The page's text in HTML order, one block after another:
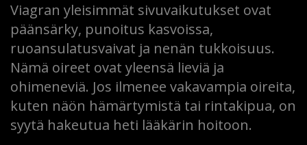
Viagran yleisimmät sivuvaikutukset ovat
päänsärky, punoitus kasvoissa,
ruoansulatusvaivat ja nenän tukkoisuus.
Nämä oireet ovat yleensä lieviä ja
ohimeneviä. Jos ilmenee vakavampia oireita,
kuten näön hämärtymistä tai rintakipua, on
syytä hakeutua heti lääkärin hoitoon.